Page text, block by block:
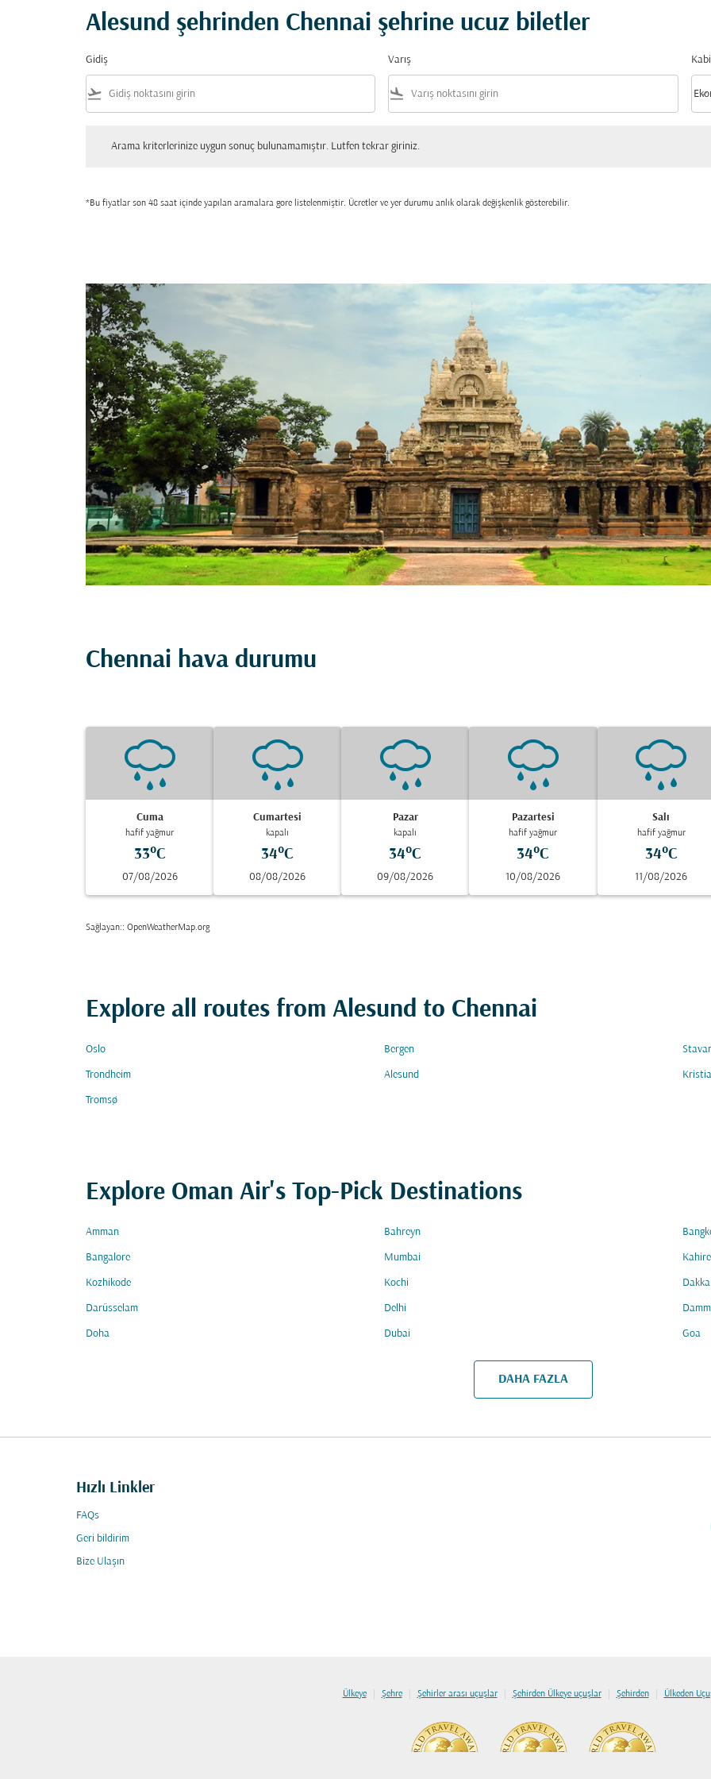
Alesund şehrinden Chennai şehrine ucuz biletler
Gidiş
flight_takeoff
Varış
flight_land keyboard_arrow_down
Arama kriterlerinize uygun sonuç bulunamamıştır. Lutfen tekrar giriniz.
*Bu fiyatlar son 48 saat içinde yapılan aramalara gore listelenmiştir. Ücretler ve yer durumu anlık olarak değişkenlik gösterebilir.
Chennai hava durumu
Cuma
hafif yağmur
33°C
07/08/2026
Cumartesi
kapalı
34°C
08/08/2026
Pazar
kapalı
34°C
09/08/2026
Pazartesi
hafif yağmur
34°C
10/08/2026
Salı
hafif yağmur
34°C
11/08/2026
Sağlayan:: OpenWeatherMap.org
Explore all routes from Alesund to Chennai
Oslo Bergen
Trondheim Alesund
Tromsø
Explore Oman Air's Top-Pick Destinations
Amman Bahreyn
Bangalore Mumbai Kahire
Kozhikode Kochi Dakka
Darüsselam Delhi
Doha Dubai Goa
DAHA FAZLA
Hızlı Linkler
FAQs
Geri bildirim
Bize Ulaşın
Ülkeye | Şehre | Şehirler arası uçuşlar | Şehirden Ülkeye uçuşlar | Şehirden | Ülkeden